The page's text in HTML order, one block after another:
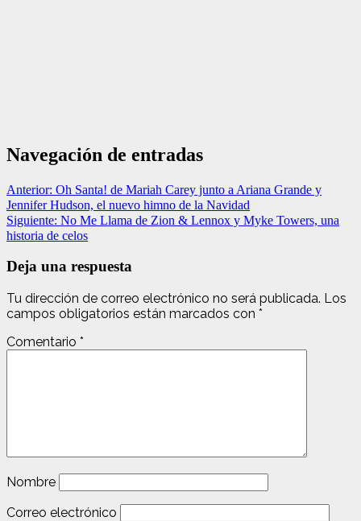
Navegación de entradas
Anterior: Oh Santa! de Mariah Carey junto a Ariana Grande y
Jennifer Hudson, el nuevo himno de la Navidad
Siguiente: No Me Llama de Zion & Lennox y Myke Towers, una
historia de celos
Deja una respuesta
Tu dirección de correo electrónico no será publicada. Los
campos obligatorios están marcados con *
Comentario *
Nombre
Correo electrónico